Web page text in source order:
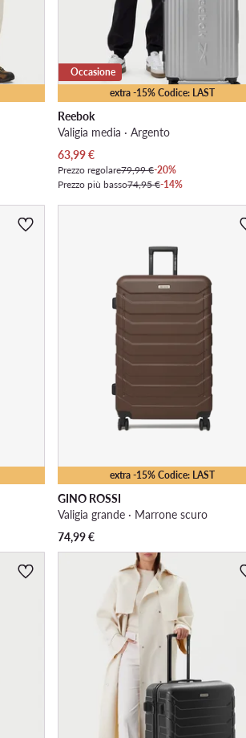
extra -15% Codice: LAST
Occasione
Reebok
Valigia media · Argento
Prezzo attuale
63,99€
Prezzo regolare79,99 €-20%
Prezzo più basso74,95 €-14%
extra -15% Codice: LAST
GINO ROSSI
Valigia grande · Marrone scuro
74,99€